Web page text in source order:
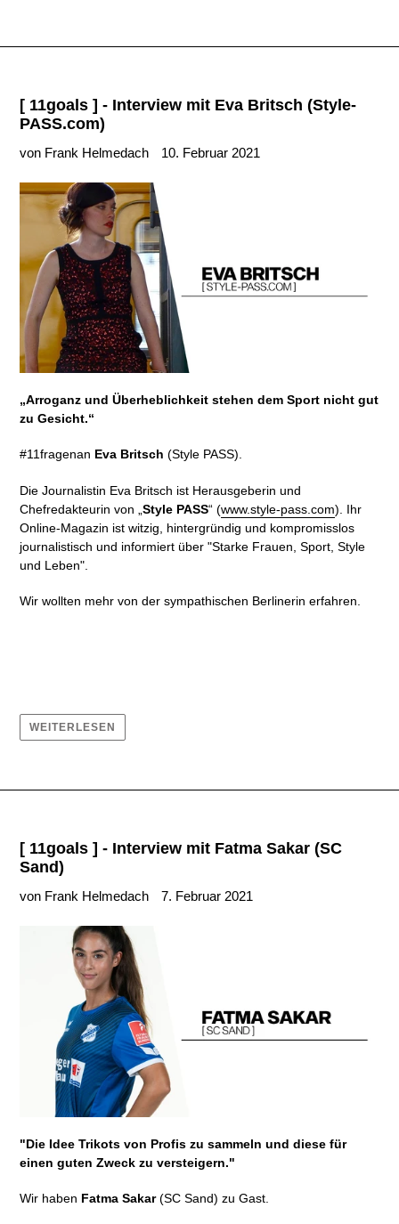
[ 11goals ] - Interview mit Eva Britsch (Style-
PASS.com)
von Frank Helmedach 10. Februar 2021
„Arroganz und Überheblichkeit stehen dem Sport nicht gut
zu Gesicht.“
#11fragenan Eva Britsch (Style PASS).
Die Journalistin Eva Britsch ist Herausgeberin und
Chefredakteurin von „ Style PASS“ (www.style-pass.com).
Ihr
Online-Magazin ist witzig, hintergründig und kompromisslos
journalistisch und informiert über "Starke Frauen, Sport, Style
und Leben".
Wir wollten mehr von der sympathischen Berlinerin erfahren.
WEITERLESEN
[ 11goals ] - Interview mit Fatma Sakar (SC
Sand)
von Frank Helmedach 7. Februar 2021
"Die Idee Trikots von Profis zu sammeln und diese für
einen guten Zweck zu versteigern."
Wir haben Fatma Sakar(SC Sand) zu Gast.